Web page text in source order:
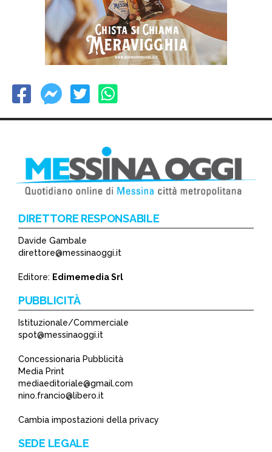
DIRETTORE RESPONSABILE
Davide Gambale
direttore@messinaoggi.it
Editore: Edimemedia Srl
PUBBLICITÀ
Istituzionale/Commerciale
spot@messinaoggi.it
Concessionaria Pubblicità
Media Print
mediaeditoriale@gmail.com
nino.francio@libero.it
Cambia impostazioni della privacy
SEDE LEGALE